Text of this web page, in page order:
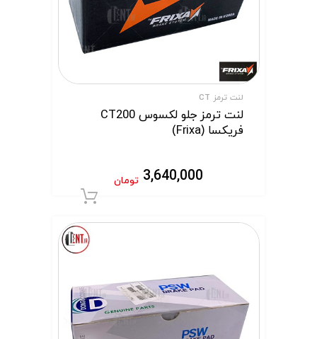
لنت ترمز CT
لنت ترمز جلو لکسوس CT200
فریکسا (Frixa)
3,640,000 تومان